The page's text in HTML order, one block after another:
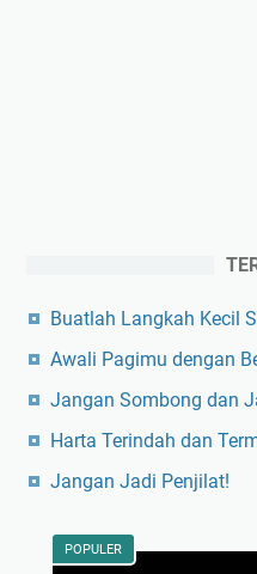
Buatlah Langkah Kecil
Awali Pagimu dengan
Jangan Sombong dan
Harta Terindah dan
Jangan Jadi Penjilat!
POPULER